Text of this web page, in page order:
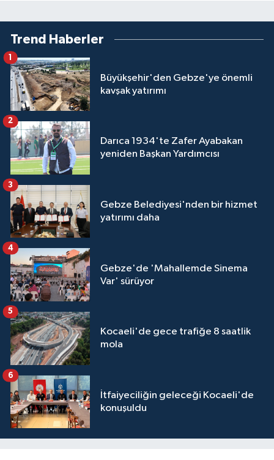
Trend Haberler
Büyükşehir'den Gebze'ye önemli
kavşak yatırımı
1
Darıca 1934'te Zafer Ayabakan
yeniden Başkan Yardımcısı
2
Gebze Belediyesi'nden bir hizmet
yatırımı daha
3
Gebze'de 'Mahallemde Sinema
Var' sürüyor
4
Kocaeli'de gece trafiğe 8 saatlik
mola
5
İtfaiyeciliğin geleceği Kocaeli'de
konuşuldu
6